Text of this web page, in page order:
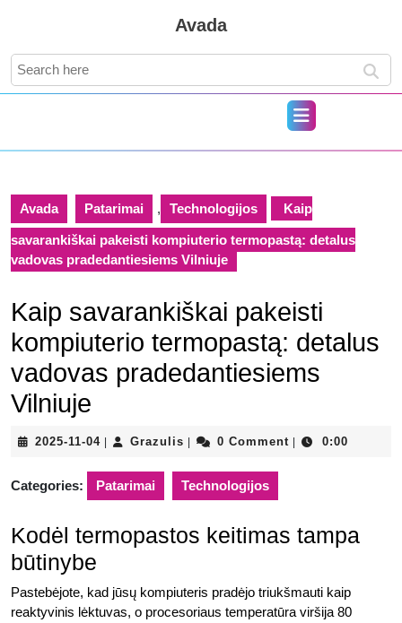
Avada
Search
for:
Open
Button
Avada Patarimai , Technologijos Kaip
savarankiškai pakeisti kompiuterio termopastą: detalus
vadovas pradedantiesiems Vilniuje
Kaip savarankiškai pakeisti
kompiuterio termopastą: detalus
vadovas pradedantiesiems
Vilniuje
2025-11-042025-
04
Grazulis Grazulis0 Comment 0:00
Categories: Patarimai Technologijos
Kodėl termopastos keitimas tampa
būtinybe
Pastebėjote, kad jūsų kompiuteris pradėjo triukšmauti kaip
reaktyvinis lėktuvas, o procesoriaus temperatūra viršija 80